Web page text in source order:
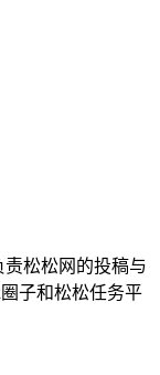
责松松网的投稿与
子和松松任务平